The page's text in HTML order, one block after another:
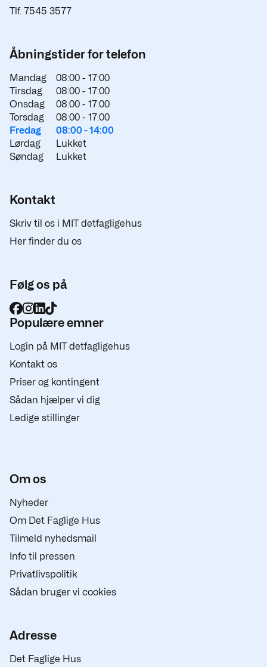
Tlf. 7545 3577
Åbningstider for telefon
Mandag 08:00 - 17:00
Tirsdag
08:00 - 17:00
Onsdag
08:00 - 17:00
Torsdag
08:00 - 17:00
Fredag
08:00 -14:00
Lørdag
Lukket
Søndag
Lukket
Kontakt
Skriv til os i MIT detfagligehus
Her finder du os
Følg os på
Populære emner
Login på MIT detfagligehus
Kontakt os
Priser og kontingent
Sådan hjælper vi dig
Ledige stillinger
Om os
Nyheder
Om Det Faglige Hus
Tilmeld nyhedsmail
Info til pressen
Privatlivspolitik
Sådan bruger vi cookies
Adresse
Det Faglige Hus